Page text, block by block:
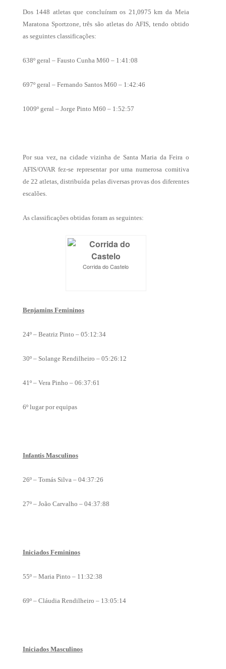
Dos 1448 atletas que concluíram os 21,0975 km da Meia
Maratona Sportzone, três são atletas do AFIS, tendo obtido
as seguintes classificações:
638º geral – Fausto Cunha M60 – 1:41:08
697º geral – Fernando Santos M60 – 1:42:46
1009º geral – Jorge Pinto M60 – 1:52:57
Por sua vez, na cidade vizinha de Santa Maria da Feira o
AFIS/OVAR fez-se representar por uma numerosa comitiva
de 22 atletas, distribuída pelas diversas provas dos diferentes
escalões.
As classificações obtidas foram as seguintes:
Corrida do Castelo
Benjamins Femininos
24º – Beatriz Pinto – 05:12:34
30º – Solange Rendilheiro – 05:26:12
41º – Vera Pinho – 06:37:61
6º lugar por equipas
Infantis Masculinos
26º – Tomás Silva – 04:37:26
27º – João Carvalho – 04:37:88
Iniciados Femininos
55º – Maria Pinto – 11:32:38
69º – Cláudia Rendilheiro – 13:05:14
Iniciados Masculinos